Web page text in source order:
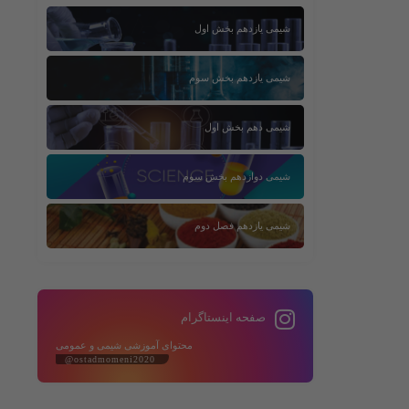
شیمی یازدهم بخش اول
شیمی یازدهم بخش سوم
شیمی دهم بخش اول
شیمی دوازدهم بخش سوم
شیمی یازدهم فصل دوم
صفحه اینستاگرام
محتوای آموزشی شیمی و عمومی
@ostadmomeni2020